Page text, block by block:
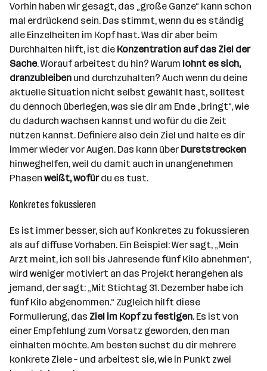
Vorhin haben wir gesagt, das „große Ganze“ kann schon
mal erdrückend sein. Das stimmt, wenn du es ständig
alle Einzelheiten im Kopf hast. Was dir aber beim
Durchhalten hilft, ist die Konzentration auf das Ziel der
Sache. Worauf arbeitest du hin? Warum lohnt es sich,
dranzubleiben und durchzuhalten? Auch wenn du deine
aktuelle Situation nicht selbst gewählt hast, solltest
du dennoch überlegen, was sie dir am Ende „bringt“, wie
du dadurch wachsen kannst und wofür du die Zeit
nützen kannst. Definiere also dein Ziel und halte es dir
immer wieder vor Augen. Das kann über Durststrecken
hinweghelfen, weil du damit auch in unangenehmen
Phasen weißt, wofürdu es tust.
Konkretes fokussieren
Es ist immer besser, sich auf Konkretes zu fokussieren
als auf diffuse Vorhaben. Ein Beispiel: Wer sagt, „Mein
Arzt meint, ich soll bis Jahresende fünf Kilo abnehmen“,
wird weniger motiviert an das Projekt herangehen als
jemand, der sagt: „Mit Stichtag 31. Dezember habe ich
fünf Kilo abgenommen.“ Zugleich hilft diese
Formulierung, das Ziel im Kopf zu festigen. Es ist von
einer Empfehlung zum Vorsatz geworden, den man
einhalten möchte. Am besten suchst du dir mehrere
konkrete Ziele – und arbeitest sie, wie in Punkt zwei